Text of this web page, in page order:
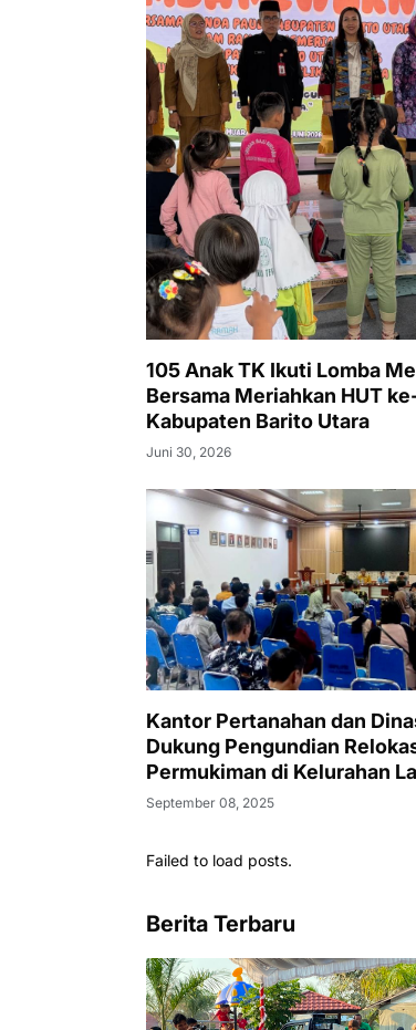
105 Anak TK Ikuti Lomba
Bersama Meriahkan HUT
Kabupaten Barito Utara
Juni 30, 2026
Kantor Pertanahan dan
Dukung Pengundian
Permukiman di Kelurahan
September 08, 2025
Failed to load posts.
Berita Terbaru